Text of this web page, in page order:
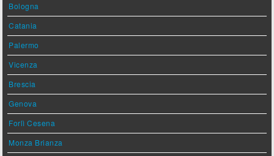
Bologna
Catania
Palermo
Vicenza
Brescia
Genova
Forlì Cesena
Monza Brianza